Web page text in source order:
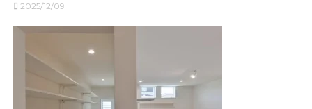
2025/12/09